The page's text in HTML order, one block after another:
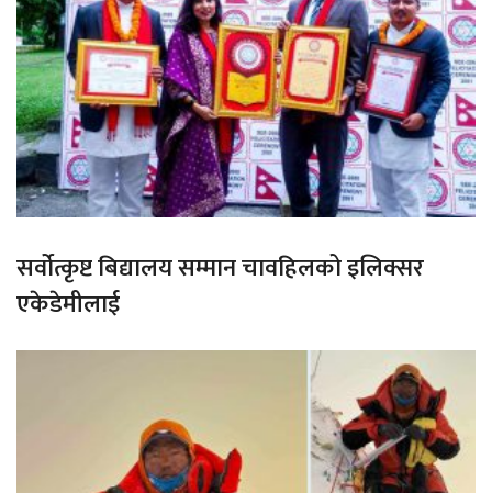
सर्वोत्कृष्ट बिद्यालय सम्मान चावहिलको इलिक्सर
एकेडेमीलाई